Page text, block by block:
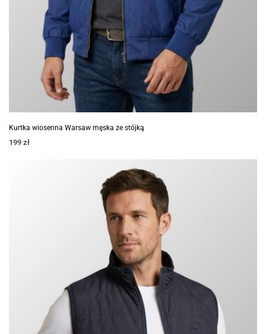
Kurtka wiosenna Warsaw męska ze stójką
199 zł